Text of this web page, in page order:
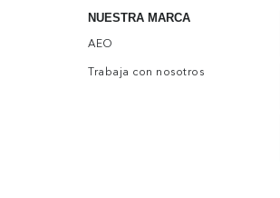
NUESTRA MARCA
AEO
Trabaja con nosotros